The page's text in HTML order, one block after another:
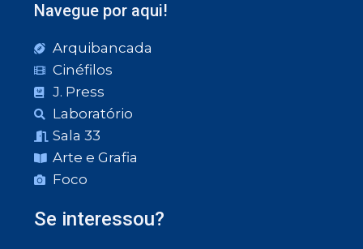
Navegue por aqui!
Arquibancada
Cinéfilos
J. Press
Laboratório
Sala 33
Arte e Grafia
Foco
Se interessou?